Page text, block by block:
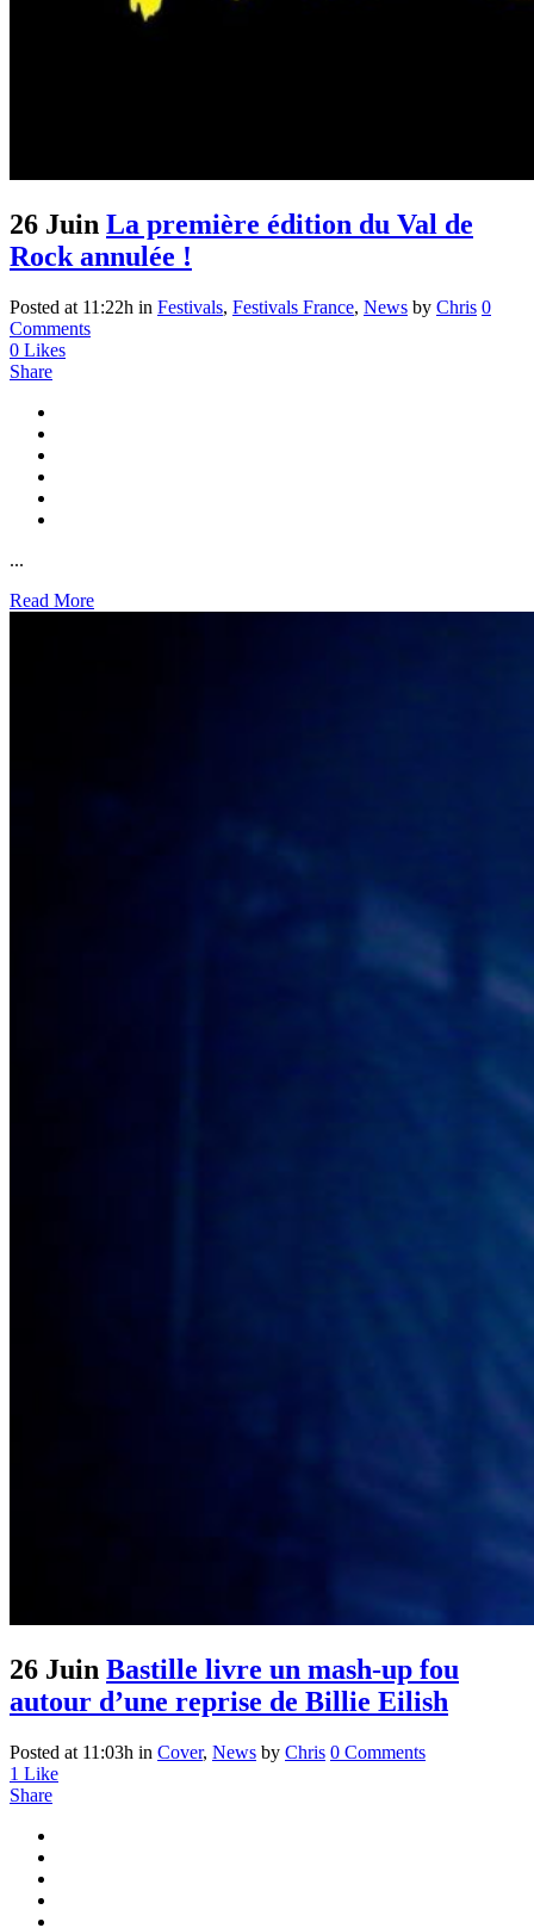
26 Juin La première édition du Val de
Rock annulée !
Posted at 11:22h in Festivals, Festivals France, News by Chris 0
Comments
0 Likes
Share
...
Read More
26 Juin Bastille livre un mash-up fou
autour d’une reprise de Billie Eilish
Posted at 11:03h in Cover, News by Chris 0 Comments
1 Like
Share